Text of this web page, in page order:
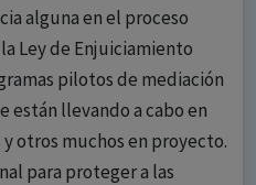
alguna en el proceso
Ley de Enjuiciamiento
pilotos de mediación
están llevando a cabo en
otros muchos en proyecto.
para proteger a las